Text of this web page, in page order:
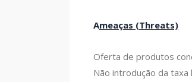
Ameaças (Threats)
Oferta de produtos
Não introdução da